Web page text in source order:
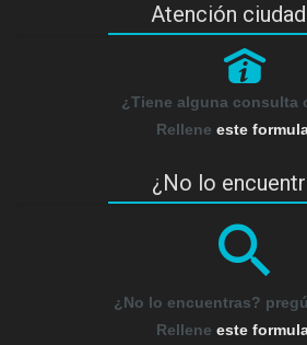
Atención
P
¿Tiene alguna consulta
Rellene este
¿No lo
¿No lo encuentras?
Rellene este